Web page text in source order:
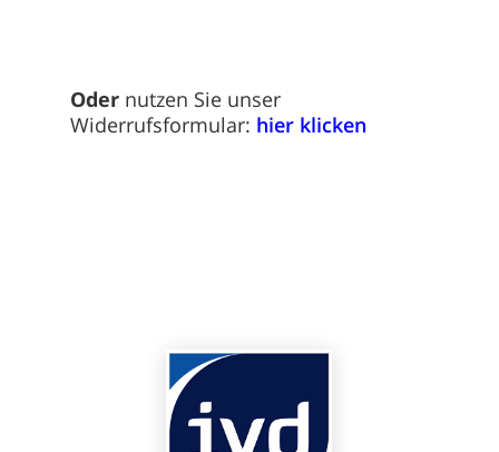
Odernutzen Sie unser
Widerrufsformular: hier klicken